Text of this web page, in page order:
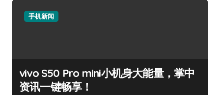
手机新闻
vivo S50 Pro mini小机身大能量，掌中
资讯一键畅享！